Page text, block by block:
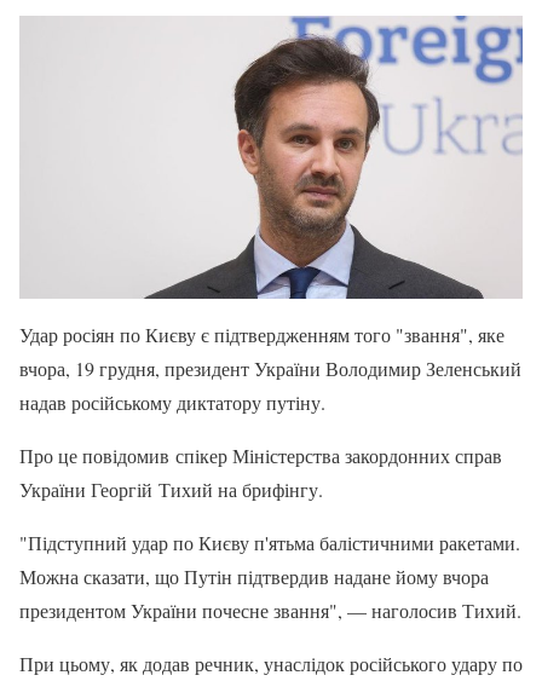
Удар росіян по Києву є підтвердженням того "звання", яке
вчора, 19 грудня, президент України Володимир Зеленський
надав російському диктатору путіну.
Про це повідомив спікер Міністерства закордонних справ
України Георгій Тихий на брифінгу.
"Підступний удар по Києву п'ятьма балістичними ракетами.
Можна сказати, що Путін підтвердив надане йому вчора
президентом України почесне звання", — наголосив Тихий.
При цьому, як додав речник, унаслідок російського удару по